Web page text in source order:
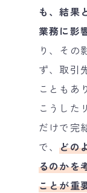
も、結果
業務に影
り、その
ず、取引
こともあ
こうした
だけで完
で、どの
るのかを
ことが重